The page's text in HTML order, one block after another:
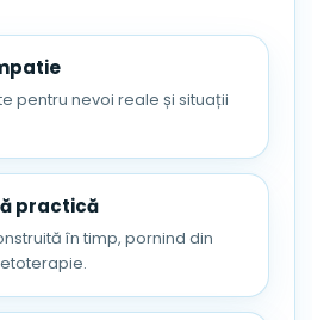
pentru nevoi reale și situații
practică
în timp, pornind din